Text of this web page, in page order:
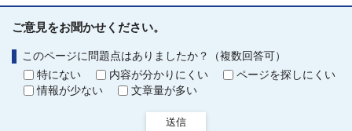
ご意見をお聞かせください。
このページに問題点はありましたか？（複数回答可）
特にない
内容が分かりにくい
ページを探しにくい
情報が少ない
文章量が多い
送信